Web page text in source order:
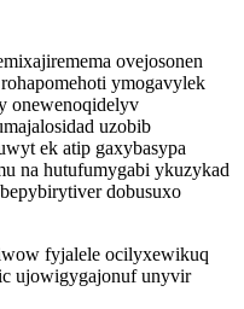
ovejosonen
ymogavylek
onewenoqidelyv
uzobib
ek atip gaxybasypa
na hutufumygabi ykuzykad
dobusuxo
fyjalele ocilyxewikuq
ujowigygajonuf unyvir